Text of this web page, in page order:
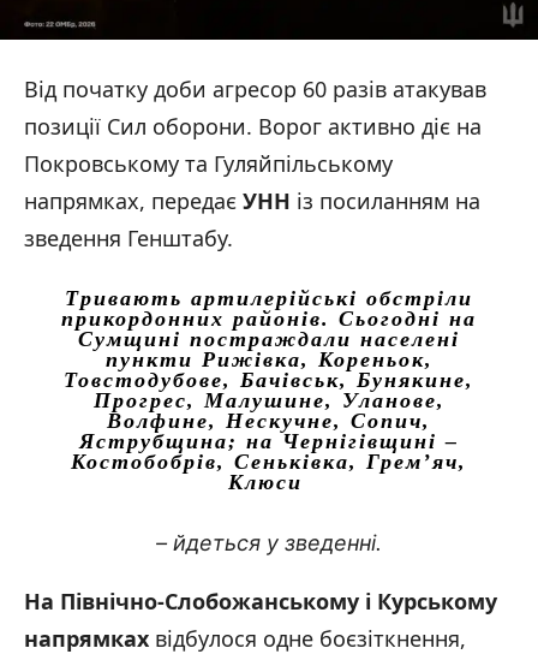
Від початку доби агресор 60 разів атакував
позиції Сил оборони. Ворог активно діє на
Покровському та Гуляйпільському
напрямках, передає УНН із посиланням на
зведення Генштабу.
Тривають артилерійські обстріли
прикордонних районів. Сьогодні на
Сумщині постраждали населені
пункти Рижівка, Кореньок,
Товстодубове, Бачівськ, Бунякине,
Прогрес, Малушине, Уланове,
Волфине, Нескучне, Сопич,
Яструбщина; на Чернігівщині –
Костобобрів, Сеньківка, Грем’яч,
Клюси
– йдеться у зведенні.
На Північно-Слобожанському і Курському
напрямках відбулося одне боєзіткнення,